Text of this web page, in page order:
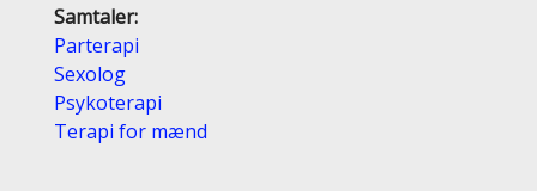
Samtaler:
Parterapi
Sexolog
Psykoterapi
Terapi for mænd